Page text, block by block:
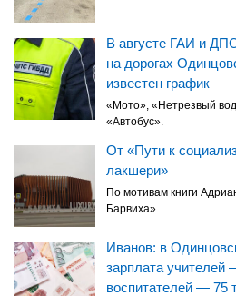
В августе ГАИ и
на дорогах
известен график
«Мото», «Нетрезвый
«Автобус».
От «Пути к
лакшери»
По мотивам книги
Барвиха»
Иванов: в
зарплата учителей
воспитателей — 75